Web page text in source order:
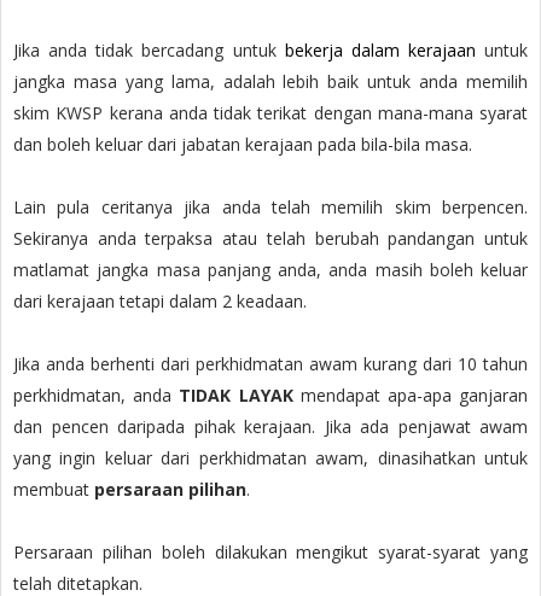
Jika anda tidak bercadang untuk bekerja dalam kerajaan untuk
jangka masa yang lama, adalah lebih baik untuk anda memilih
skim KWSP kerana anda tidak terikat dengan mana-mana syarat
dan boleh keluar dari jabatan kerajaan pada bila-bila masa.
Lain pula ceritanya jika anda telah memilih skim berpencen.
Sekiranya anda terpaksa atau telah berubah pandangan untuk
matlamat jangka masa panjang anda, anda masih boleh keluar
dari kerajaan tetapi dalam 2 keadaan.
Jika anda berhenti dari perkhidmatan awam kurang dari 10 tahun
perkhidmatan, anda TIDAK LAYAKmendapat apa-apa ganjaran
dan pencen daripada pihak kerajaan. Jika ada penjawat awam
yang ingin keluar dari perkhidmatan awam, dinasihatkan untuk
membuat persaraan pilihan.
Persaraan pilihan boleh dilakukan mengikut syarat-syarat yang
telah ditetapkan.